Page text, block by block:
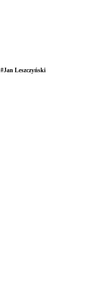
#Jan Leszczyński